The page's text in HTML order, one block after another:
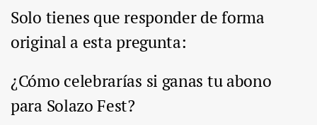
Solo tienes que responder de forma
original a esta pregunta:
¿Cómo celebrarías si ganas tu abono
para Solazo Fest?